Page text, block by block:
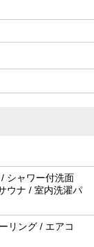
シャワー付洗面
ウナ / 室内洗濯パ
リング / エアコ